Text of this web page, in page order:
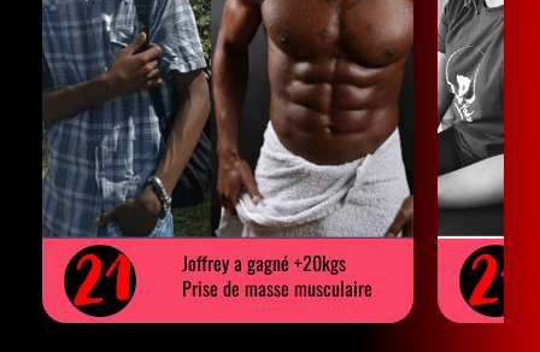
Joffrey a gagné +20kgs
Prise de masse musculaire